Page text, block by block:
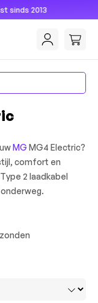
2013
MG MG4 Electric?
comfort en
2 laadkabel